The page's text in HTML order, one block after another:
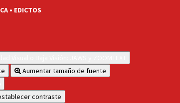
• EDICTOS
Aumentar tamaño de fuente
contraste